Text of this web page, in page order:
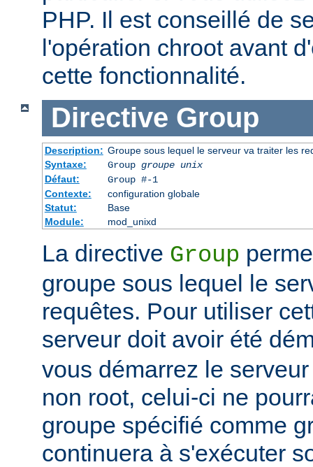
PHP. Il est conseillé de
l'opération chroot avant
cette fonctionnalité.
Directive Group
Description: Groupe sous lequel le serveur va traiter les
Syntaxe:
Group groupe unix
Défaut:
Group #-1
Contexte:
configuration globale
Statut:
Base
Module:
mod_unixd
La directive Group
groupe sous lequel le
requêtes. Pour utiliser
serveur doit avoir été
vous démarrez le
non root, celui-ci ne
groupe spécifié comme
continuera à s'exécuter